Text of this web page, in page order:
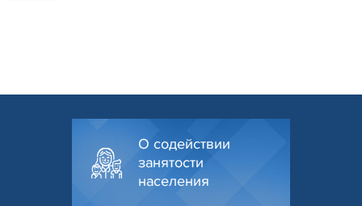
О содействии
занятости
населения